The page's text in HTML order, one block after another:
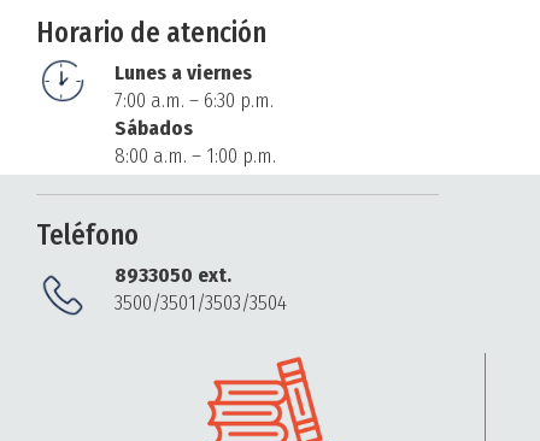
Horario de atención
Lunes a viernes
7:00 a.m. – 6:30 p.m.
Sábados
8:00 a.m. – 1:00 p.m.
Teléfono
8933050 ext.
3500/3501/3503/3504